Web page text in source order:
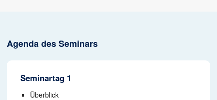
Agenda des Seminars
Seminartag 1
Überblick